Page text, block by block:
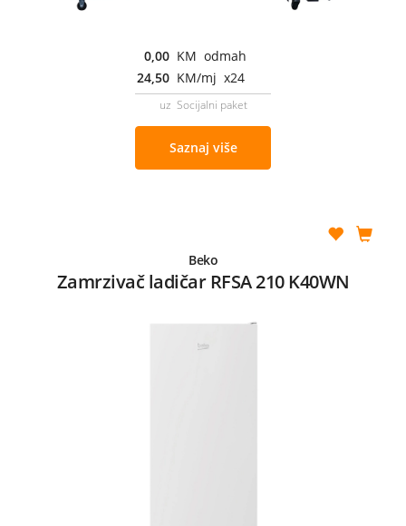
0,00 KM odmah
24,50 KM/mj x24
uz Socijalni paket
Saznaj više
Beko
Zamrzivač ladičar RFSA 210 K40WN